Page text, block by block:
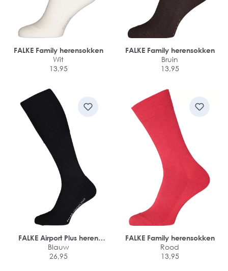
FALKE Family herensokken
Wit
13,95
FALKE Family herensokken
Bruin
13,95
FALKE Airport Plus heren
kniekousen
Blauw
26,95
FALKE Family herensokken
Rood
13,95